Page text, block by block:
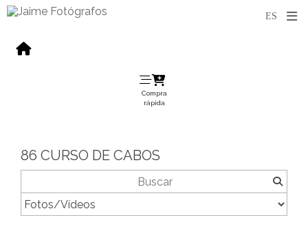
Compra
rápida
86 CURSO DE CABOS